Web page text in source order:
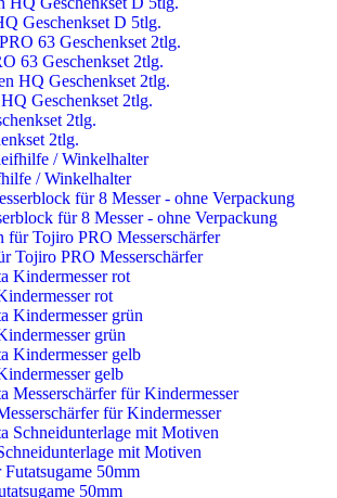
Geschenkset D 5tlg.
63 Geschenkset 2tlg.
Geschenkset 2tlg.
2tlg.
/ Winkelhalter
für 8 Messer - ohne Verpackung
Tojiro PRO Messerschärfer
rot
grün
gelb
für Kindermesser
mit Motiven
50mm